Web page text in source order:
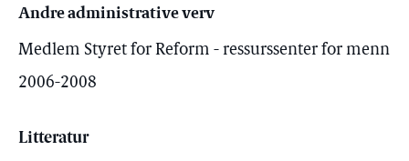
Andre administrative verv
Medlem Styret for Reform - ressurssenter for menn
2006-2008
Litteratur